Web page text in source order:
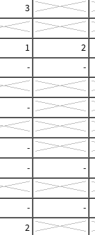
3
1
2
-
-
-
-
-
-
-
-
2